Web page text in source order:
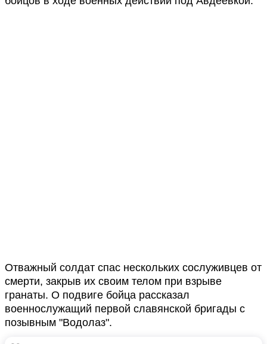
Отважный солдат спас нескольких сослуживцев от
смерти, закрыв их своим телом при взрыве
гранаты. О подвиге бойца рассказал
военнослужащий первой славянской бригады с
позывным "Водолаз".